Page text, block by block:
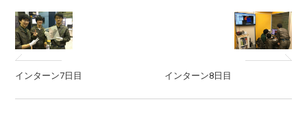
インターン7日目 インターン8日目